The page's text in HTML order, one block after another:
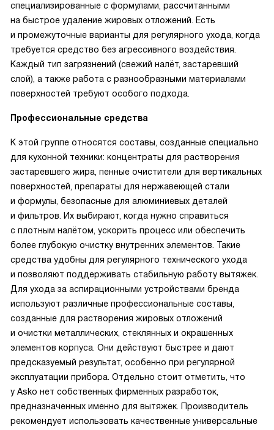
специализированные с формулами, рассчитанными
на быстрое удаление жировых отложений. Есть
и промежуточные варианты для регулярного ухода, когда
требуется средство без агрессивного воздействия.
Каждый тип загрязнений (свежий налёт, застаревший
слой), а также работа с разнообразными материалами
поверхностей требуют особого подхода.
Профессиональные средства
К этой группе относятся составы, созданные специально
для кухонной техники: концентраты для растворения
застаревшего жира, пенные очистители для вертикальных
поверхностей, препараты для нержавеющей стали
и формулы, безопасные для алюминиевых деталей
и фильтров. Их выбирают, когда нужно справиться
с плотным налётом, ускорить процесс или обеспечить
более глубокую очистку внутренних элементов. Такие
средства удобны для регулярного технического ухода
и позволяют поддерживать стабильную работу вытяжек.
Для ухода за аспирационными устройствами бренда
используют различные профессиональные составы,
созданные для растворения жировых отложений
и очистки металлических, стеклянных и окрашенных
элементов корпуса. Они действуют быстрее и дают
предсказуемый результат, особенно при регулярной
эксплуатации прибора. Отдельно стоит отметить, что
у Asko нет собственных фирменных разработок,
предназначенных именно для вытяжек. Производитель
рекомендует использовать качественные универсальные